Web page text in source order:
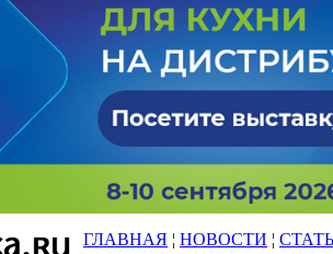
ГЛАВНАЯ ¦ НОВОСТИ ¦